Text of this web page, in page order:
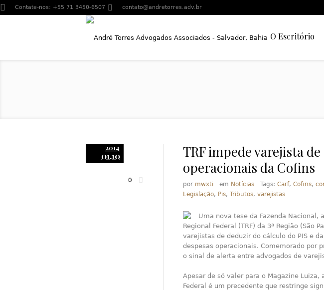
Contate-nos: +55 71 3450-6507 contato@andretorres.adv.br
O Escritório
2014
01.10
0
TRF impede varejista
operacionais da Cofins
por mwxti em Notícias Tags: Carf, Cofins,
Legislação, Pis, Tributos, varejistas
Uma nova tese da Fazenda Nacional,
Regional Federal (TRF) da 3ª Região (São
varejistas de deduzir do cálculo do PIS e
despesas operacionais. Comemorado por
o sinal de alerta entre advogados de
Apesar de só valer para o Magazine Luiza,
Federal é um precedente que restringe